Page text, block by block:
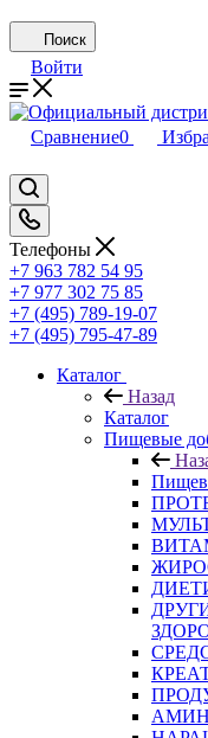
Поиск
Войти
Сравнение0
Телефоны
+7 963 782 54 95
+7 977 302 75 85
+7 (495) 789-19-07
+7 (495) 795-47-89
Каталог
Назад
Каталог
Пищевые